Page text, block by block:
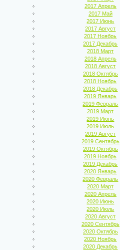
2017 Апрель
2017 Май
2017 Июнь
2017 Август
2017 Ноябрь
2017 Декабрь
2018 Март
2018 Апрель
2018 Август
2018 Октябрь
2018 Ноябрь
2018 Декабрь
2019 Январь
2019 Февраль
2019 Март
2019 Июнь
2019 Июль
2019 Август
2019 Сентябрь
2019 Октябрь
2019 Ноябрь
2019 Декабрь
2020 Январь
2020 Февраль
2020 Март
2020 Апрель
2020 Июнь
2020 Июль
2020 Август
2020 Сентябрь
2020 Октябрь
2020 Ноябрь
2020 Декабрь